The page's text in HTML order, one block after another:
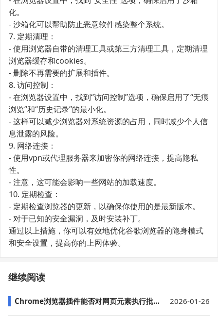
化。
- 沙箱化可以帮助防止恶意软件感染整个系统。
7. 定期清理：
- 使用浏览器自带的清理工具或第三方清理工具，定期清理
浏览器缓存和cookies。
- 删除不再需要的扩展和插件。
8. 访问控制：
- 在浏览器设置中，找到“访问控制”选项，确保启用了“无痕
浏览”和“历史记录”的最小化。
- 这样可以减少浏览器对系统资源的占用，同时减少个人信
息泄露的风险。
9. 网络连接：
- 使用vpn或代理服务器来加密你的网络连接，提高隐私
性。
- 注意，这可能会影响一些网站的加载速度。
10. 定期检查：
- 定期检查浏览器的更新，以确保你使用的是最新版本。
- 对于已知的安全漏洞，及时安装补丁。
通过以上措施，你可以有效地优化谷歌浏览器的隐身模式
和安全设置，提高你的上网体验。
继续阅读
Chrome浏览器插件能否对网页元素执行批量操作 2026-01-26